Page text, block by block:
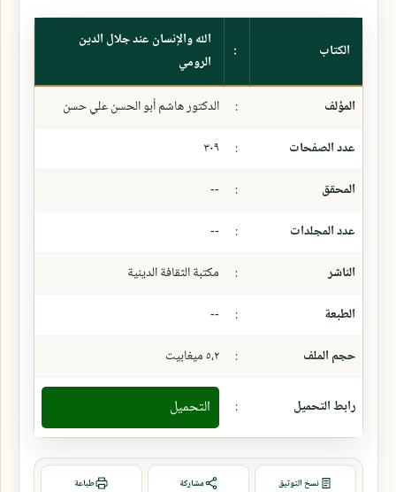
الكتاب :
الله والإنسان عند جلال الدين
الرومي
المؤلف
:
الدكتور هاشم أبو الحسن علي حسن
عدد الصفحات
:
٣٠٩
المحقق
:
--
عدد المجلدات
:
--
الناشر
:
مكتبة الثقافة الدينية
الطبعة
:
--
حجم الملف
: ٥،٢ ميغابيت
رابط التحميل : التحميل
نسخ التوثيق مشاركة طباعة